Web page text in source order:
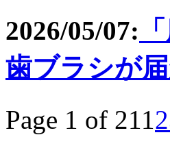
2026/05/07:
歯ブラシが
Page 1 of 2112